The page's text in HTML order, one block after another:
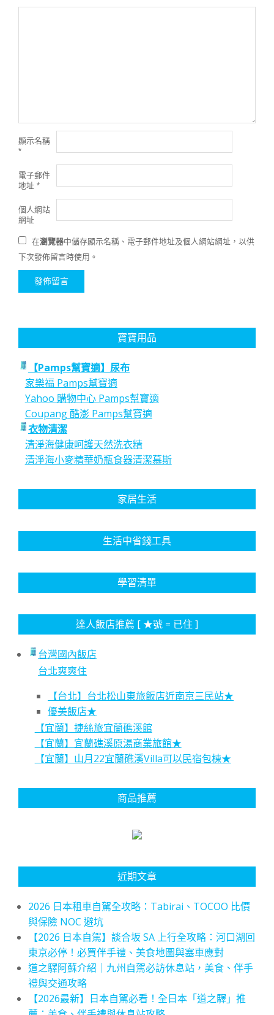
顯示名稱
*
電子郵件
地址 *
個人網站
網址
在瀏覽器中儲存顯示名稱、電子郵件地址及個人網站網址，以供
下次發佈留言時使用。
寶寶用品
【Pamps幫寶適】尿布
家樂福 Pamps幫寶適
Yahoo 購物中心 Pamps幫寶適
Coupang 酷澎 Pamps幫寶適
衣物清潔
清淨海健康呵護天然洗衣精
清淨海小麥精華奶瓶食器清潔慕斯
家居生活
生活中省錢工具
學習清單
達人飯店推薦 [ ★號 = 已住 ]
台灣國內飯店
台北爽爽住
【台北】台北松山東旅飯店近南京三民站★
優美飯店★
【宜蘭】捷絲旅宜蘭礁溪館
【宜蘭】宜蘭礁溪原湯商業旅館★
【宜蘭】山月22宜蘭礁溪Villa可以民宿包棟★
商品推薦
近期文章
2026 日本租車自駕全攻略：Tabirai、TOCOO 比價
與保險 NOC 避坑
【2026 日本自駕】談合坂 SA 上行全攻略：河口湖回
東京必停！必買伴手禮、美食地圖與塞車應對
道之驛阿蘇介紹｜九州自駕必訪休息站，美食、伴手
禮與交通攻略
【2026最新】日本自駕必看！全日本「道之驛」推